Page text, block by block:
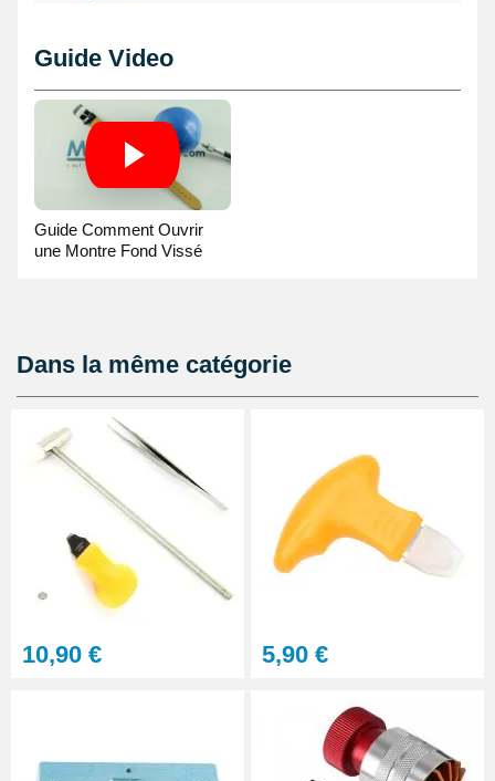
Guide Video
Guide Comment Ouvrir
une Montre Fond Vissé
Dans la même catégorie
10,90 € 5,90 €